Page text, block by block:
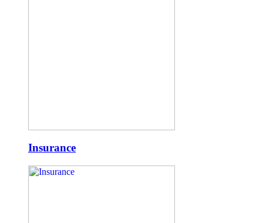
Insurance